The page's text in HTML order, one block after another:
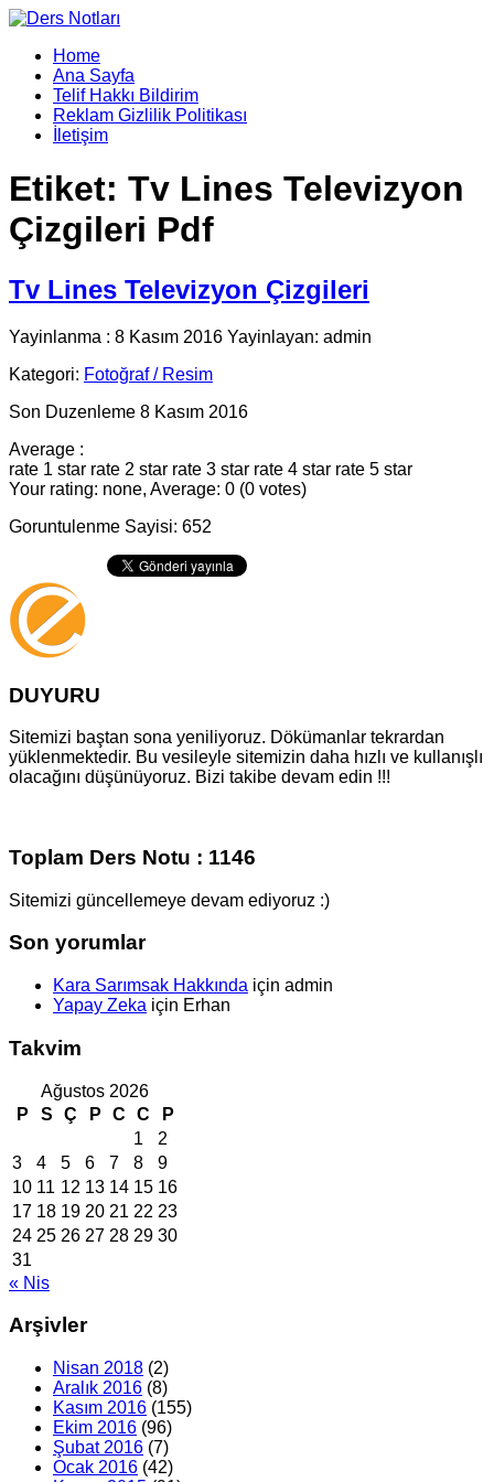
Home
Ana Sayfa
Telif Hakkı Bildirim
Reklam Gizlilik Politikası
İletişim
Etiket: Tv Lines Televizyon
Çizgileri Pdf
Tv Lines Televizyon Çizgileri
Yayinlanma : 8 Kasım 2016 Yayinlayan: admin
Kategori: Fotoğraf / Resim
Son Duzenleme 8 Kasım 2016
Average :
rate 1 star rate 2 star rate 3 star rate 4 star rate 5 star
Your rating: none, Average: 0 (0 votes)
Goruntulenme Sayisi: 652
DUYURU
Sitemizi baştan sona yeniliyoruz. Dökümanlar tekrardan
yüklenmektedir. Bu vesileyle sitemizin daha hızlı ve kullanışlı
olacağını düşünüyoruz. Bizi takibe devam edin !!!
Toplam Ders Notu : 1146
Sitemizi güncellemeye devam ediyoruz :)
Son yorumlar
Kara Sarımsak Hakkında için admin
Yapay Zeka için Erhan
Takvim
Ağustos 2026
P
S Ç P C C
P
1
2
3
4 5 6 7 8
9
10 11 12 13 14 15 16
17 18 19 20 21 22 23
24 25 26 27 28 29 30
31
« Nis
Arşivler
Nisan 2018 (2)
Aralık 2016 (8)
Kasım 2016 (155)
Ekim 2016 (96)
Şubat 2016 (7)
Ocak 2016 (42)